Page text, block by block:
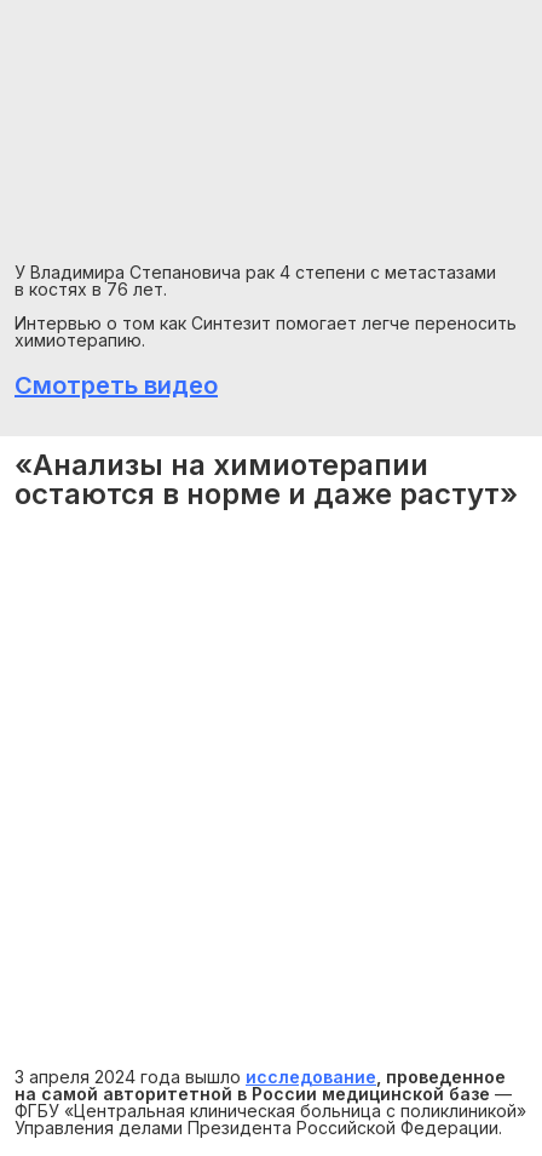
У Владимира Степановича рак 4 степени с метастазами
в костях в 76 лет.
Интервью о том как Синтезит помогает легче переносить
химиотерапию.
Смотреть видео
«Анализы на химиотерапии
остаются в норме и даже растут»
3 апреля 2024 года вышло исследование , проведенное
на самой авторитетной в России медицинской базе —
ФГБУ «Центральная клиническая больница с поликлиникой»
Управления делами Президента Российской Федерации.